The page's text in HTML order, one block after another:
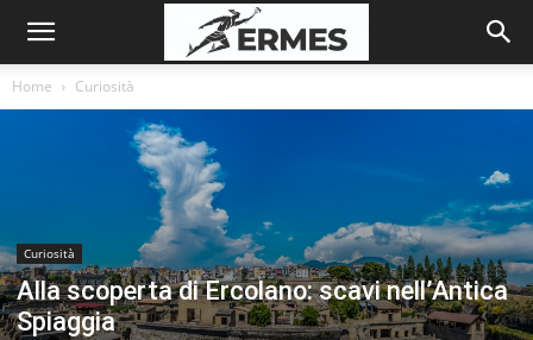
Home Curiosità
Curiosità
Alla scoperta di Ercolano: scavi nell’Antica
Spiaggia